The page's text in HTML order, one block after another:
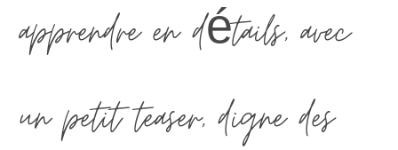
apprendre en détails, avec
un petit teaser, digne des